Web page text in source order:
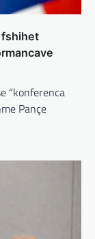
fshihet
“konferenca
Pançe
një
të…
, SPECIALE,
për
vendi i tij